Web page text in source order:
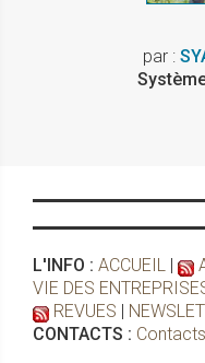
par :
L'INFO : ACCUEIL |
VIE DES
REVUES |
CONTACTS : Contacts